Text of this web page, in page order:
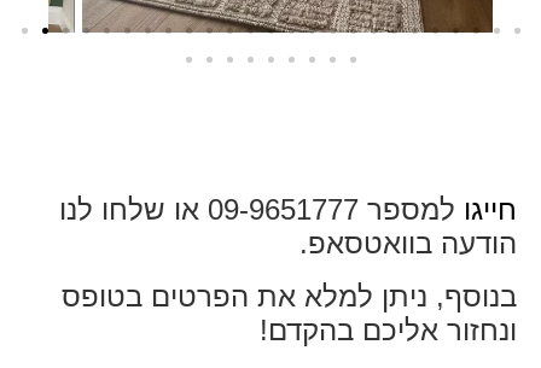
חייגו
למספר 09-9651777 או שלחו לנו
הודעה בוואטסאפ.
בנוסף, ניתן למלא את הפרטים בטופס
ונחזור אליכם בהקדם!